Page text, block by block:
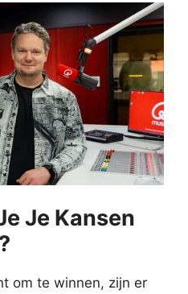
Je Kansen
om te winnen, zijn er